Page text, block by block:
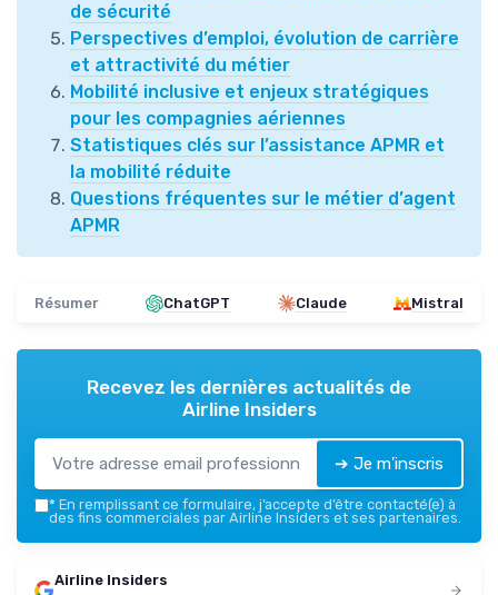
de sécurité
Perspectives d’emploi, évolution de carrière
et attractivité du métier
Mobilité inclusive et enjeux stratégiques
pour les compagnies aériennes
Statistiques clés sur l’assistance APMR et
la mobilité réduite
Questions fréquentes sur le métier d’agent
APMR
Résumer ChatGPT Claude Mistral
Recevez les dernières actualités de
Airline Insiders
➔ Je m'inscris
* En remplissant ce formulaire, j’accepte d’être contacté(e) à
des fins commerciales par Airline Insiders et ses partenaires.
Airline Insiders